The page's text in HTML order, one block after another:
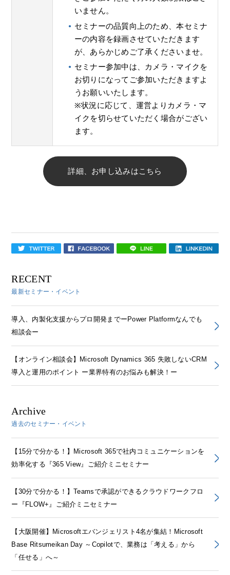
いません。
セミナーの品質向上のため、本セミナ
ーの内容を録画させていただきます
が、あらかじめご了承くださいませ。
セミナー参加中は、カメラ・マイクを
お切りになってご参加いただきますよ
うお願いいたします。
※状況に応じて、運営よりカメラ・マ
イクを切らせていただく場合がござい
ます。
詳細、お申し込みはこちら
RECENT
最新セミナー・イベント
導入、内製化支援からプロ開発までーPower Platformなんでも
相談会ー
【オンライン相談会】Microsoft Dynamics 365 失敗しないCRM
導入と運用のポイント ー業界特有のお悩みも解決！ー
Archive
過去のセミナー・イベント
【15分で分かる！】Microsoft 365で社内コミュニケーションを
効率化する『365 View』ご紹介ミニセミナー
【30分で分かる！】Teamsで承認ができるクラウドワークフロ
ー『FLOW+』ご紹介ミニセミナー
【大阪開催】Microsoftエバンジェリスト4名が集結！Microsoft
Base Ritsumeikan Day ～Copilotで、業務は「考える」から
「任せる」へ～